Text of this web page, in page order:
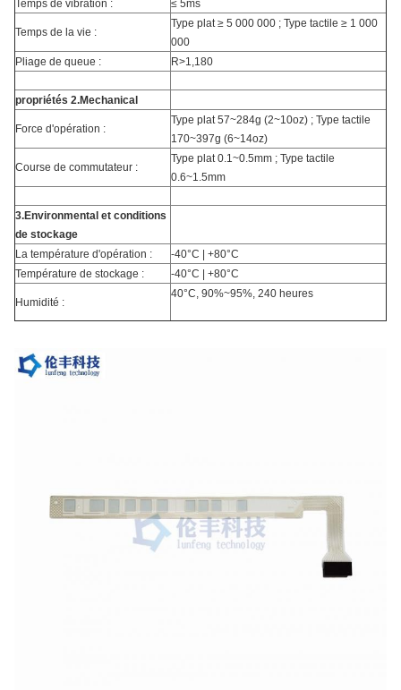
Temps de vibration : ≤ 5ms
Temps de la vie :
Type plat ≥ 5 000 000 ; Type tactile ≥ 1 000
000
Pliage de queue :
R>1,180
propriétés 2.Mechanical
Force d'opération :
Type plat 57~284g (2~10oz) ; Type tactile
170~397g (6~14oz)
Course de commutateur :
Type plat 0.1~0.5mm ; Type tactile
0.6~1.5mm
3.Environmental et conditions
de stockage
La température d'opération :
-40°C | +80°C
Température de stockage :
-40°C | +80°C
Humidité :
40°C, 90%~95%, 240 heures